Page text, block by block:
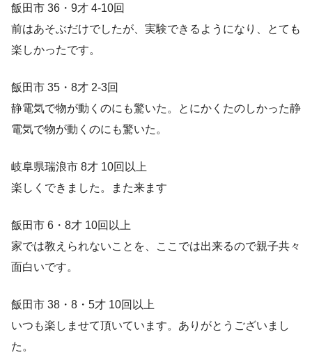
飯田市 36・9才 4-10回
前はあそぶだけでしたが、実験できるようになり、とても
楽しかったです。
飯田市 35・8才 2-3回
静電気で物が動くのにも驚いた。とにかくたのしかった静
電気で物が動くのにも驚いた。
岐阜県瑞浪市 8才 10回以上
楽しくできました。また来ます
飯田市 6・8才 10回以上
家では教えられないことを、ここでは出来るので親子共々
面白いです。
飯田市 38・8・5才 10回以上
いつも楽しませて頂いています。ありがとうございまし
た。